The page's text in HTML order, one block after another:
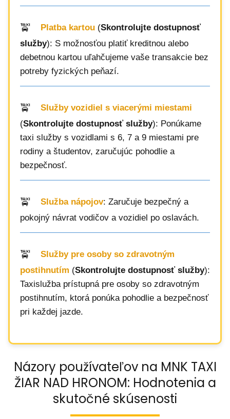
Platba kartou (Skontrolujte dostupnosť
služby): S možnosťou platiť kreditnou alebo
debetnou kartou uľahčujeme vaše transakcie bez
potreby fyzických peňazí.
Služby vozidiel s viacerými miestami
(Skontrolujte dostupnosť služby): Ponúkame
taxi služby s vozidlami s 6, 7 a 9 miestami pre
rodiny a študentov, zaručujúc pohodlie a
bezpečnosť.
Služba nápojov: Zaručuje bezpečný a
pokojný návrat vodičov a vozidiel po oslavách.
Služby pre osoby so zdravotným
postihnutím (Skontrolujte dostupnosť služby):
Taxislužba prístupná pre osoby so zdravotným
postihnutím, ktorá ponúka pohodlie a bezpečnosť
pri každej jazde.
Názory používateľov na MNK TAXI
ŽIAR NAD HRONOM: Hodnotenia a
skutočné skúsenosti